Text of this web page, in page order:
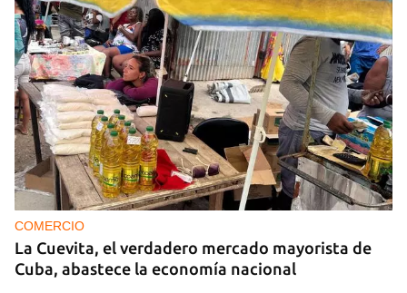
COMERCIO
La Cuevita, el verdadero mercado mayorista de
Cuba, abastece la economía nacional